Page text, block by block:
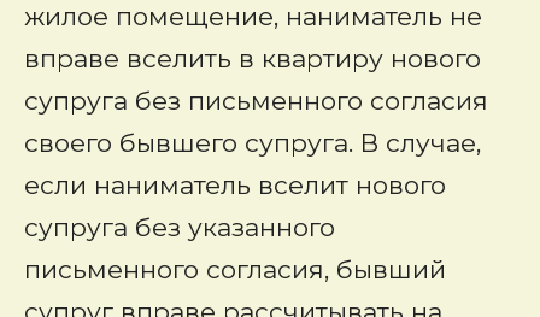
жилое помещение, наниматель не
вправе вселить в квартиру нового
супруга без письменного согласия
своего бывшего супруга. В случае,
если наниматель вселит нового
супруга без указанного
письменного согласия, бывший